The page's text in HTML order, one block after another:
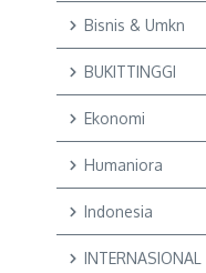
Bisnis & Umkn
BUKITTINGGI
Ekonomi
Humaniora
Indonesia
INTERNASIONAL